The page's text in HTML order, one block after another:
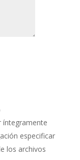
íntegramente
especificar
los archivos